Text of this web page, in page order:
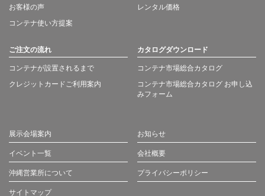
お客様の声
コンテナ使い方提案
レンタル価格
ご注文の流れ
コンテナが設置されるまで
クレジットカードご利用案内
カタログダウンロード
コンテナ市場総合カタログ
コンテナ市場総合カタログ お申し込
みフォーム
展示会場案内 お知らせ
イベント一覧 会社概要
沖縄営業所について プライバシーポリシー
サイトマップ